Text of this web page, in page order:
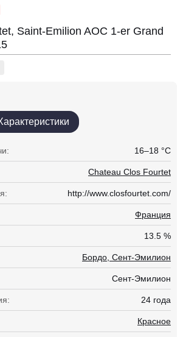
Saint-Emilion AOC 1-er Grand
16–18 °С
Chateau Clos Fourtet
http://www.closfourtet.com/
Франция
13.5 %
Бордо, Сент-Эмилион
Сент-Эмилион
24 года
Красное